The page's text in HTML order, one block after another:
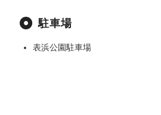
駐車場
表浜公園駐車場